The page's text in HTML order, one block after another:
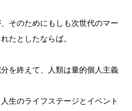
そのためにもしも次世代のマー
たとしたならば。
を終えて、人類は量的個人主義
生のライフステージとイベント